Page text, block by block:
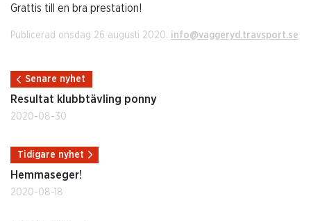
Grattis till en bra prestation!
Publicerad onsdag 26 augusti 2020. info@vaggeryd.travsport.se
Senare nyhet
Resultat klubbtävling ponny
2020-08-30
Tidigare nyhet
Hemmaseger!
2020-08-18